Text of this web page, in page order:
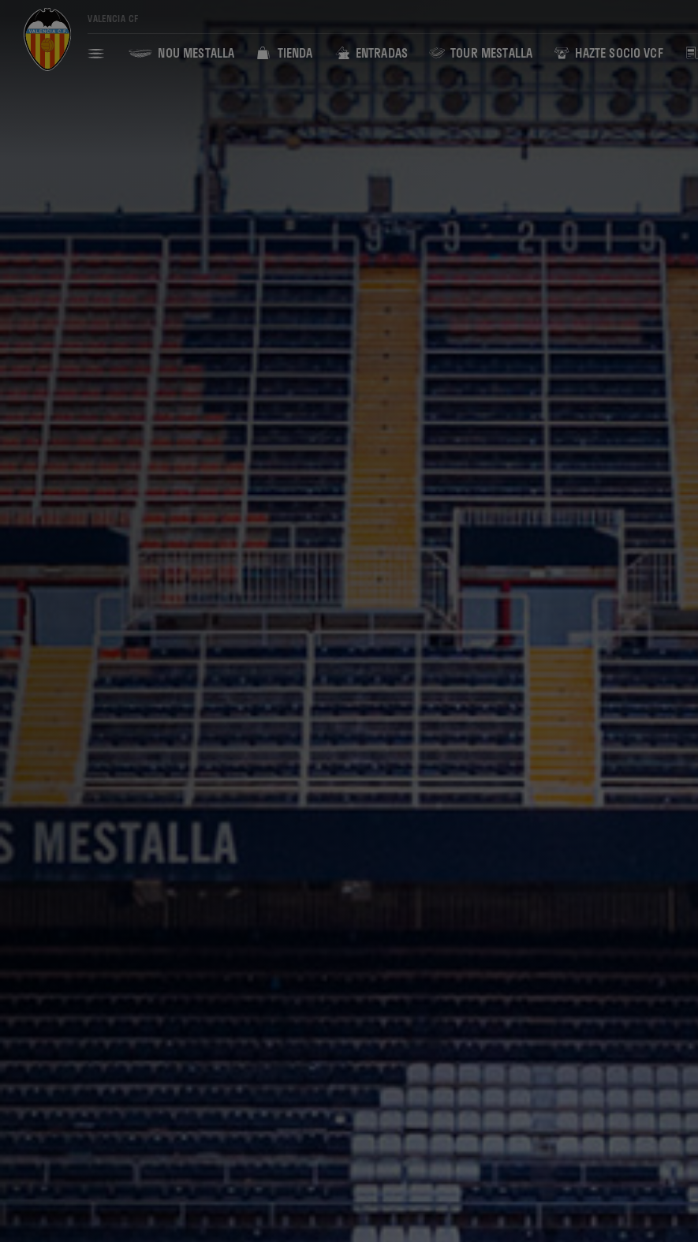
VALENCIA CF
NOU MESTALLA TIENDA ENTRADAS TOUR MESTALLA HAZTE SOCIO VCF